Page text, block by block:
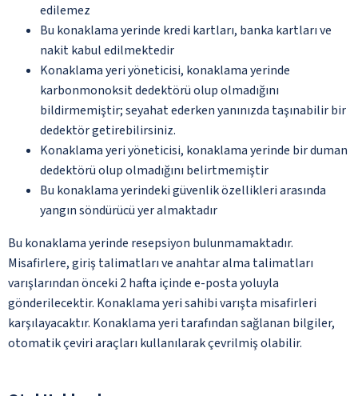
edilemez
Bu konaklama yerinde kredi kartları, banka kartları ve
nakit kabul edilmektedir
Konaklama yeri yöneticisi, konaklama yerinde
karbonmonoksit dedektörü olup olmadığını
bildirmemiştir; seyahat ederken yanınızda taşınabilir bir
dedektör getirebilirsiniz.
Konaklama yeri yöneticisi, konaklama yerinde bir duman
dedektörü olup olmadığını belirtmemiştir
Bu konaklama yerindeki güvenlik özellikleri arasında
yangın söndürücü yer almaktadır
Bu konaklama yerinde resepsiyon bulunmamaktadır.
Misafirlere, giriş talimatları ve anahtar alma talimatları
varışlarından önceki 2 hafta içinde e-posta yoluyla
gönderilecektir. Konaklama yeri sahibi varışta misafirleri
karşılayacaktır. Konaklama yeri tarafından sağlanan bilgiler,
otomatik çeviri araçları kullanılarak çevrilmiş olabilir.